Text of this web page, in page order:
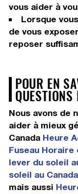
vous aider à
Lorsque
de vous
reposer
POUR EN
Nous avons de
aider à mieux
Canada Heure
Fuseau Horaire
lever du soleil
soleil au Canada
mais aussi